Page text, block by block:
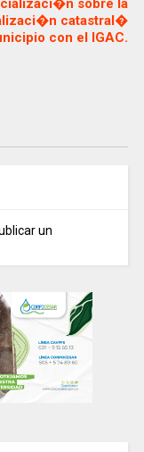
sobre la
catastral�
con el IGAC.
un